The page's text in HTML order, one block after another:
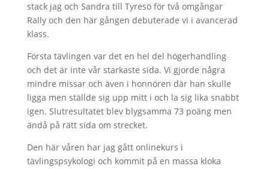
stack jag och Sandra till Tyresö för två omgångar
Rally och den här gången debuterade vi i avancerad
klass.
Första tävlingen var det en hel del högerhandling
och det är inte vår starkaste sida. Vi gjorde några
mindre missar och även i honnören där han skulle
ligga men ställde sig upp mitt i och la sig lika snabbt
igen. Slutresultatet blev blygsamma 73 poäng men
ändå på rätt sida om strecket.
Den här våren har jag gått onlinekurs i
tävlingspsykologi och kommit på en massa kloka